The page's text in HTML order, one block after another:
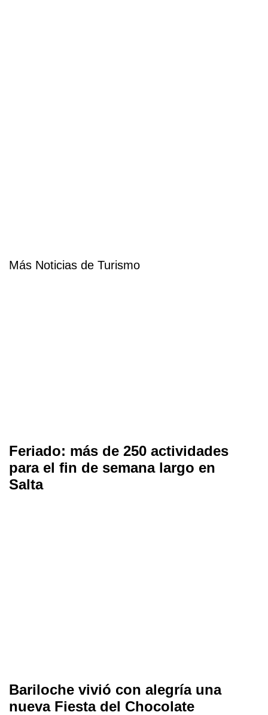
Más Noticias de Turismo
Feriado: más de 250 actividades
para el fin de semana largo en
Salta
Bariloche vivió con alegría una
nueva Fiesta del Chocolate